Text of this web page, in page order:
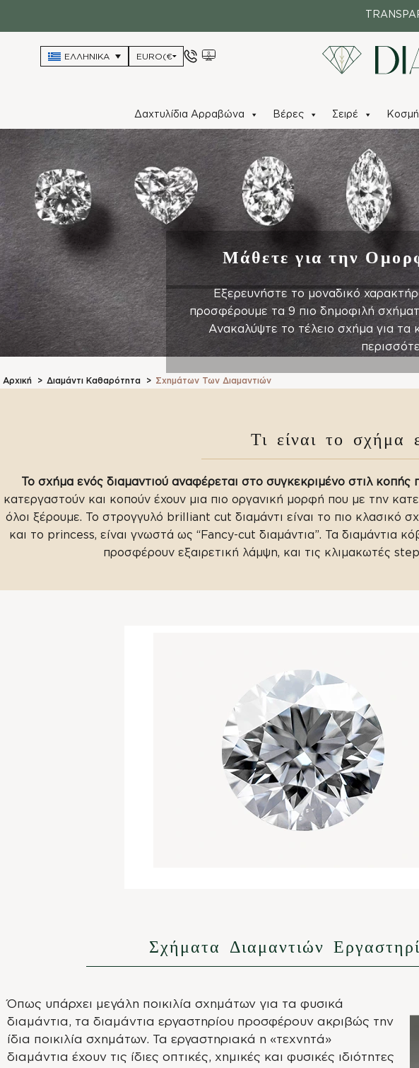
ΕΛΛΗΝΙΚΆ
Δαχτυλίδια Αρραβώνα Βέρες Σειρέ
Μάθετε για την
Εξερευνήστε το μοναδικό
προσφέρουμε τα 9 πιο δημοφιλή
Ανακαλύψτε το τέλειο σχήμα για
Αρχική > Διαμάντι Καθαρότητα > Σχημάτων Των Διαμαντιών
Τι είναι το σχήμα
Το σχήμα ενός διαμαντιού αναφέρεται στο συγκεκριμένο στιλ κοπής
κατεργαστούν και κοπούν έχουν μια πιο οργανική μορφή που με την
όλοι ξέρουμε. Το στρογγυλό brilliant cut διαμάντι είναι το πιο
και το princess, είναι γνωστά ως “Fancy-cut διαμάντια”. Τα διαμάντια
προσφέρουν εξαιρετική λάμψη, και τις κλιμακωτές
Σχήματα Διαμαντιών
Όπως υπάρχει μεγάλη ποικιλία σχημάτων για τα φυσικά
διαμάντια, τα διαμάντια εργαστηρίου προσφέρουν ακριβώς την
ίδια ποικιλία σχημάτων. Τα εργαστηριακά η «τεχνητά»
διαμάντια έχουν τις ίδιες οπτικές, χημικές και φυσικές ιδιότητες